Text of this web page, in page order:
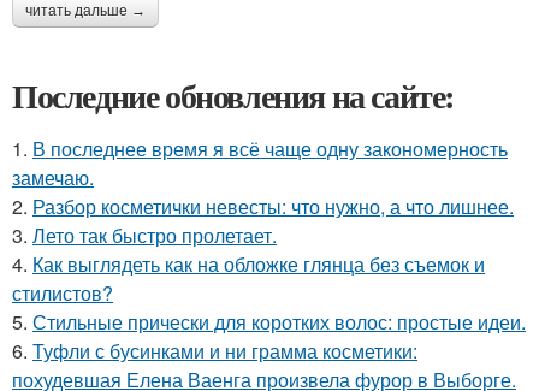
читать дальше →
Последние обновления на сайте:
1. В последнее время я всё чаще одну закономерность
замечаю.
2. Разбор косметички невесты: что нужно, а что лишнее.
3. Лето так быстро пролетает.
4. Как выглядеть как на обложке глянца без съемок и
стилистов?
5. Стильные прически для коротких волос: простые идеи.
6. Туфли с бусинками и ни грамма косметики:
похудевшая Елена Ваенга произвела фурор в Выборге.